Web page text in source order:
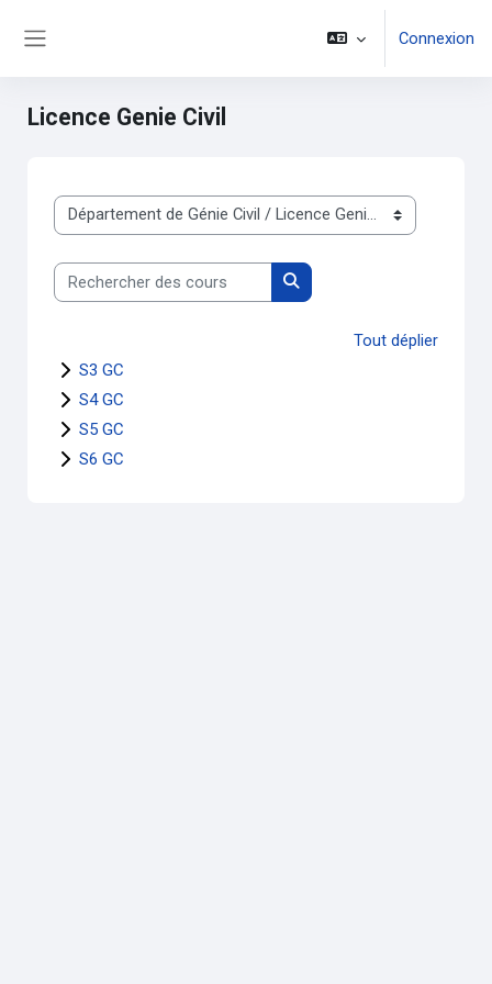
Connexion
Licence Genie Civil
Catégories de cours
Rechercher des cours
Rechercher des cours
Tout déplier
S3 GC
S4 GC
S5 GC
S6 GC